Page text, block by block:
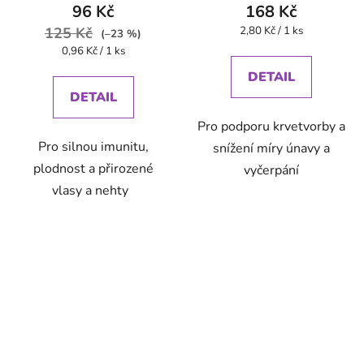
96 Kč
125 Kč
(–23 %)
Měrná
0,96 Kč / 1 ks
DETAIL
Pro silnou imunitu,
plodnost a přirozené
vlasy a nehty
168 Kč
Měrná
2,80 Kč / 1 ks
DETAIL
Pro podporu krvetvorby a
snížení míry únavy a
vyčerpání